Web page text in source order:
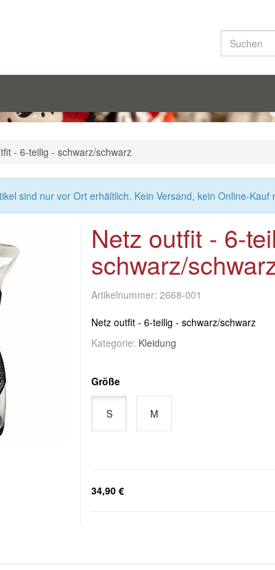
- 6-teilig - schwarz/schwarz
sind nur vor Ort erhältlich. Kein Versand, kein Online-Kauf
Netz outfit - 6-
schwarz/
Artikelnummer: 2668-001
Netz outfit - 6-teilig - schwarz/schwarz
Kategorie: Kleidung
Größe
S M
34,90 €